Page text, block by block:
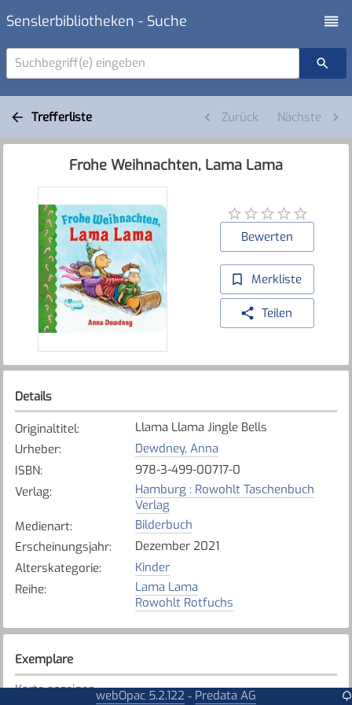
Senslerbibliotheken - Suche
Suchbegriff(e) eingeben
Trefferliste Zurück Nächste
Frohe Weihnachten, Lama Lama
Bewerten
Merkliste
Teilen
Details
Originaltitel:
Llama Llama Jingle Bells
Urheber:
Dewdney, Anna
ISBN:
978-3-499-00717-0
Verlag:
Hamburg : Rowohlt Taschenbuch
Verlag
Medienart:
Bilderbuch
Erscheinungsjahr:
Dezember 2021
Alterskategorie:
Kinder
Reihe:
Lama Lama
Rowohlt Rotfuchs
Exemplare
Karte anzeigenwebOpac 5.2.122 - Predata AG